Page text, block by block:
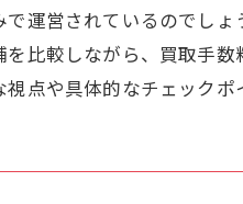
で運営されているのでし
を比較しながら、買取手
点や具体的なチェック